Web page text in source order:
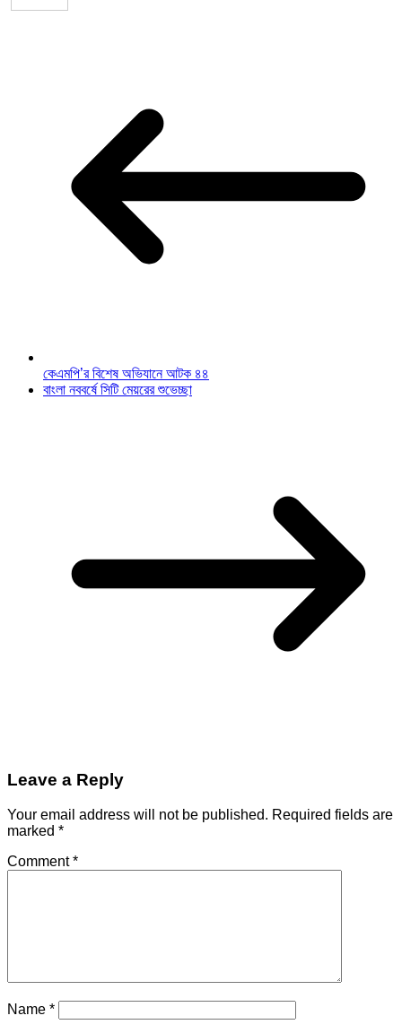
কেএমপি’র বিশেষ অভিযানে আটক ৪৪
বাংলা নববর্ষে সিটি মেয়রের শুভেচ্ছা
Leave a Reply
Your email address will not be published. Required fields are
marked *
Comment*
Name *